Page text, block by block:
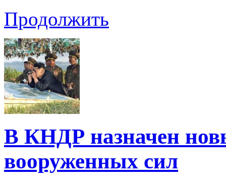
Продолжить
В КНДР назначен
вооруженных сил